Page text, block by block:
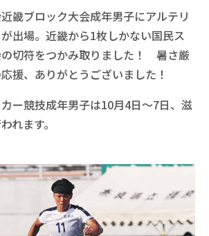
畿ブロック大会成年男子にアルテリ
出場。近畿から1枚しかない国民ス
切符をつかみ取りました！ 暑さ厳
援、ありがとうございました！
ー競技成年男子は10月4日〜7日、滋
れます。